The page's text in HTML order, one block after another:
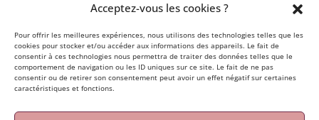
Acceptez-vous les cookies ?
Pour offrir les meilleures expériences, nous utilisons des technologies telles que les
cookies pour stocker et/ou accéder aux informations des appareils. Le fait de
consentir à ces technologies nous permettra de traiter des données telles que le
comportement de navigation ou les ID uniques sur ce site. Le fait de ne pas
consentir ou de retirer son consentement peut avoir un effet négatif sur certaines
caractéristiques et fonctions.
mais aussi ou encore